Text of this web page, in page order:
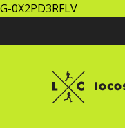
G-0X2PD3RFLV